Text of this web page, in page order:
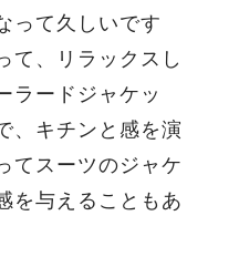
って久しいです
て、リラックスし
ラードジャケッ
、キチンと感を演
てスーツのジャケ
を与えることもあ